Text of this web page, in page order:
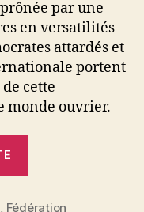
par une
en versatilités
attardés et
portent
cette
monde ouvrier.
Fédération